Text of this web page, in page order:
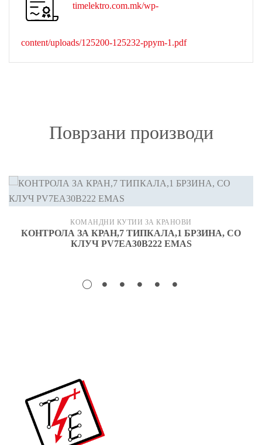
timelektro.com.mk/wp-
content/uploads/125200-125232-ppym-1.pdf
Поврзани производи
КОМАНДНИ КУТИИ ЗА КРАНОВИ
КОНТРОЛА ЗА КРАН,7 ТИПКАЛА,1 БРЗИНА, СО
КЛУЧ PV7EA30B222 EMAS